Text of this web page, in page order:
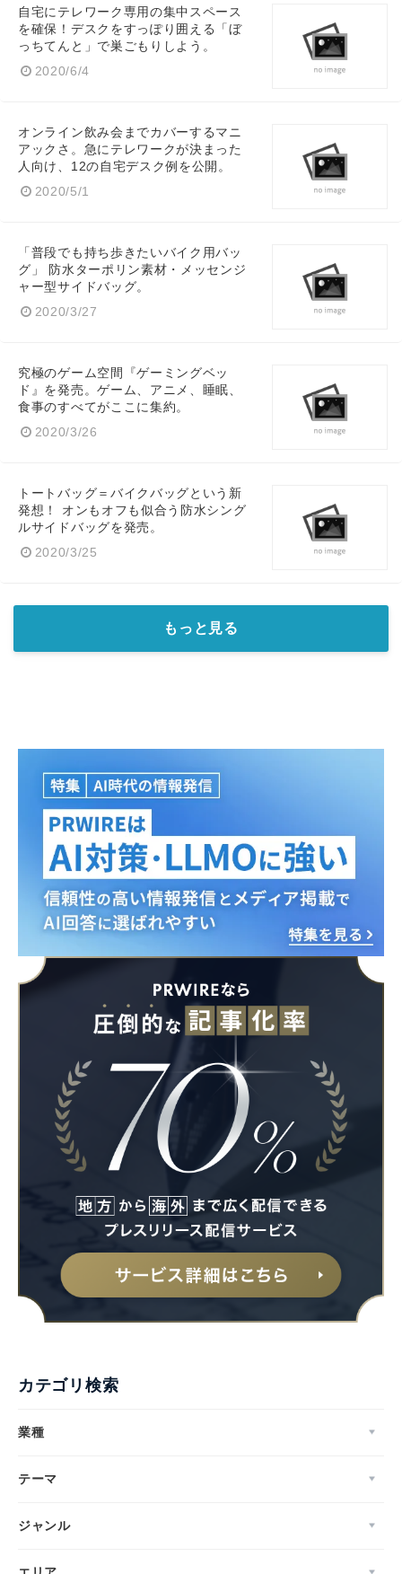
自宅にテレワーク専用の集中スペース
を確保！デスクをすっぽり囲える「ぼ
っちてんと」で巣ごもりしよう。
2020/6/4
オンライン飲み会までカバーするマニ
アックさ。急にテレワークが決まった
人向け、12の自宅デスク例を公開。
2020/5/1
「普段でも持ち歩きたいバイク用バッ
グ」 防水ターポリン素材・メッセンジ
ャー型サイドバッグ。
2020/3/27
究極のゲーム空間『ゲーミングベッ
ド』を発売。ゲーム、アニメ、睡眠、
食事のすべてがここに集約。
2020/3/26
トートバッグ＝バイクバッグという新
発想！ オンもオフも似合う防水シング
ルサイドバッグを発売。
2020/3/25
もっと見る
カテゴリ検索
業種
テーマ
ジャンル